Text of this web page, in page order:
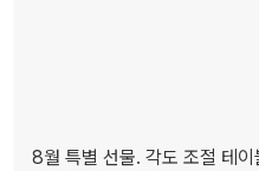
8월 특별 선물. 각도 조절 테이